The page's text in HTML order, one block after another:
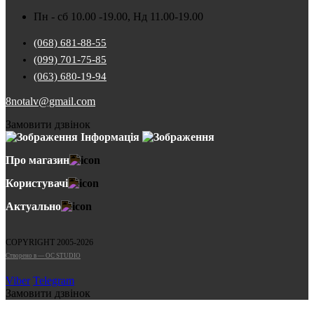
Пн - сб 10.00 -19.00, Нд 11.00-19.00
(068) 681-88-55
(099) 701-75-85
(063) 680-19-94
8notalv@gmail.com
Замовити дзвінок
Інформація
Про магазин
Користувачі
Актуально
COPYRIGHT 2005-2026
Cтворено в — OC STUDIO
Viber Telegram
Замовити дзвінок